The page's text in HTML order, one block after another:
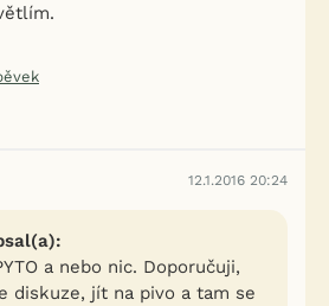
12.1.2016 20:24
a nebo nic. Doporučuji,
diskuze, jít na pivo a tam se